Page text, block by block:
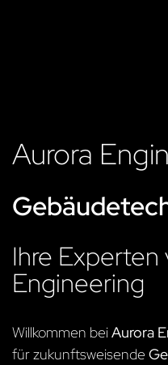
Aurora
Ihre Experten
Engineering
Willkommen beiAurora
für zukunftsweisende